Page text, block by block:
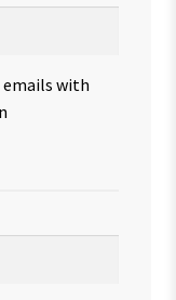
emails with